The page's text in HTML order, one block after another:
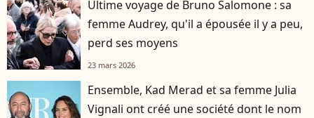
Ultime voyage de Bruno Salomone : sa
femme Audrey, qu'il a épousée il y a peu,
perd ses moyens
23 mars 2026
Ensemble, Kad Merad et sa femme Julia
Vignali ont créé une société dont le nom